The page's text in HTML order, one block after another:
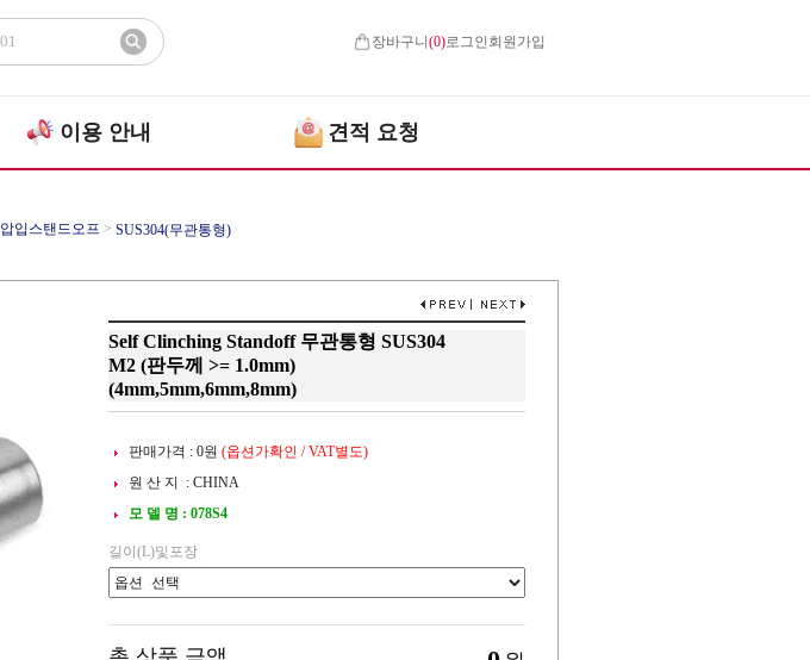
장바구니(0)로그인 회원가입
이용 안내 견적 요청
압입스탠드오프 > SUS304(무관통형)
Self Clinching Standoff 무관통형 SUS304
M2 (판두께 >= 1.0mm)
(4mm,5mm,6mm,8mm)
판매가격 : 0원 (옵션가확인 / VAT별도)
원 산 지 : CHINA
모 델 명 : 078S4
길이(L)및포장